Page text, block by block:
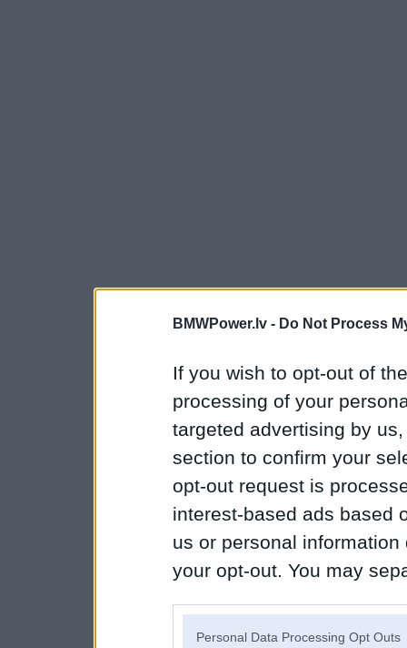
BMWPower.lv - Do Not Process
If you wish to opt-out of
processing of your
targeted advertising by
section to confirm your
opt-out request is
interest-based ads based
us or personal
your opt-out. You may
Personal Data Processing Opt Outs